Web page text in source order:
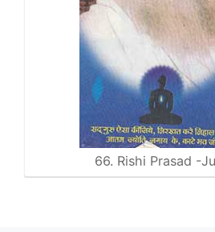
66. Rishi Prasad -